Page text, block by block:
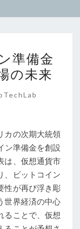
準備金
の未来
カの次期大統領
ン準備金を創設
は、仮想通貨市
、ビットコイン
性が再び浮き彫
世界経済の中心
ることで、仮想